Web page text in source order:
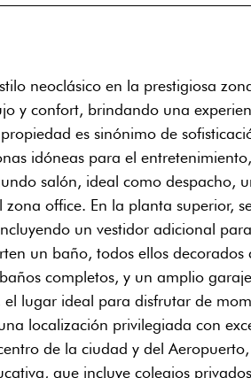
neoclásico en la prestigiosa
y confort, brindando una
es sinónimo de
idóneas para el
salón, ideal como despacho,
office. En la planta superior,
un vestidor adicional
un baño, todos ellos decorados
completos, y un amplio
lugar ideal para disfrutar de
localización privilegiada con
de la ciudad y del
que incluye colegios